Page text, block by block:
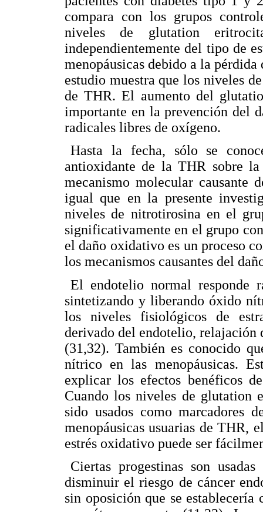
compara con los grupos
niveles de glutation
independientemente del tipo de
menopáusicas debido a la
estudio muestra que los niveles
de THR. El aumento del
importante en la prevención del
radicales libres de oxígeno.
Hasta la fecha, sólo se
antioxidante de la THR sobre
mecanismo molecular causante
igual que en la presente
niveles de nitrotirosina en el
significativamente en el grupo
el daño oxidativo es un proceso
los mecanismos causantes del
El endotelio normal responde
sintetizando y liberando óxido
los niveles fisiológicos de
derivado del endotelio, relajación
(31,32). También es conocido
nítrico en las menopáusicas.
explicar los efectos benéficos
Cuando los niveles de
sido usados como marcadores
menopáusicas usuarias de THR,
estrés oxidativo puede ser
Ciertas progestinas son
disminuir el riesgo de cáncer
sin oposición que se establecería